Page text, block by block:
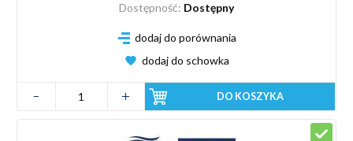
Dostępność: Dostępny
dodaj do porównania
dodaj do schowka
DO KOSZYKA